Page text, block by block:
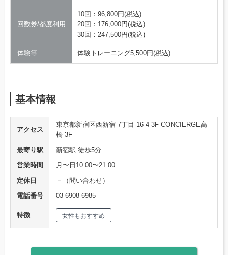
回数券/都度利用
10回：96,800円(税込)
20回：176,000円(税込)
30回：247,500円(税込)
体験等 体験トレーニング5,500円(税込)
基本情報
アクセス
東京都新宿区西新宿 7丁目-16-4 3F CONCIERGE高
橋 3F
最寄り駅
新宿駅 徒歩5分
営業時間
月〜日10:00〜21:00
定休日
－（問い合わせ）
電話番号
03-6908-6985
特徴 女性もおすすめ